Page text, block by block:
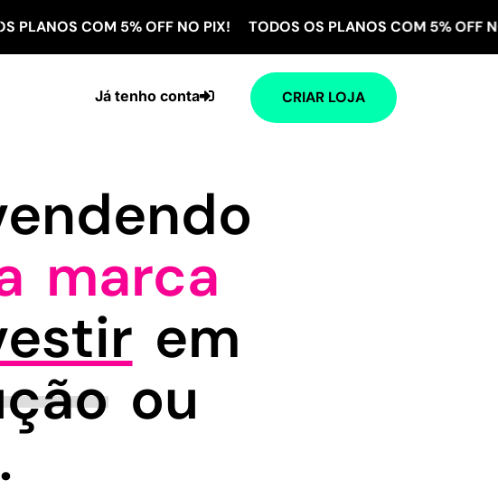
COM 5% OFF NO PIX! TODOS OS PLANOS COM 5% OFF NO
CRIAR LOJA
Já tenho conta
marca
em
ou
.